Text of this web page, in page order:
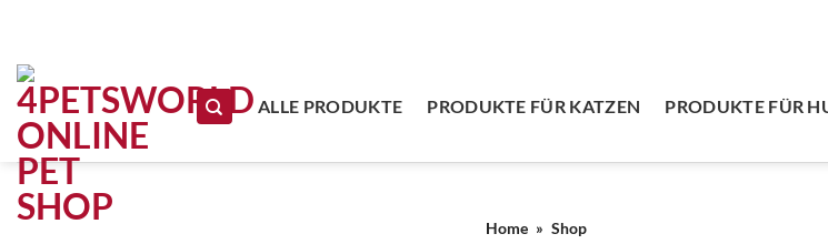
Zum Inhalt springen
ALLE PRODUKTE
PRODUKTE FÜR KATZEN PRODUKTE FÜR
Home » Shop